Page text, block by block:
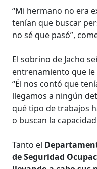
“Mi hermano no era
tenían que buscar
no sé que pasó”,
El sobrino de Jacho
entrenamiento que
“Él nos contó que
llegamos a ningún
qué tipo de trabajos
o buscan la
Tanto el
de Seguridad